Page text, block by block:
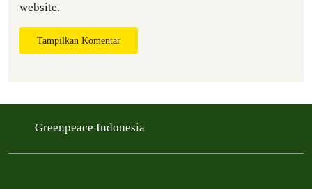
website.
Tampilkan Komentar
Greenpeace Indonesia